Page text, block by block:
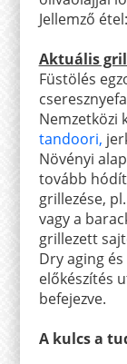
Jellemző
Aktuális
Füstölés
Nemzetközi
tandoori,
Növényi
tovább
grillezése,
vagy a
grillezett
Dry aging
előkészítés
befejezve.
A kulcs a